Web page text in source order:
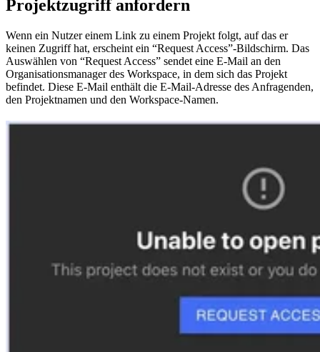
Projektzugriff anfordern
Wenn ein Nutzer einem Link zu einem Projekt folgt, auf das er
keinen Zugriff hat, erscheint ein “Request Access”-Bildschirm. Das
Auswählen von “Request Access” sendet eine E-Mail an den
Organisationsmanager des Workspace, in dem sich das Projekt
befindet. Diese E-Mail enthält die E-Mail-Adresse des Anfragenden,
den Projektnamen und den Workspace-Namen.